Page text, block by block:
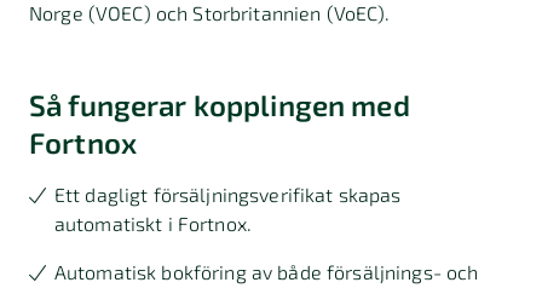
Norge (VOEC) och Storbritannien (VoEC).
Så fungerar kopplingen med
Fortnox
Ett dagligt försäljningsverifikat skapas
automatiskt i Fortnox.
Automatisk bokföring av både försäljnings- och